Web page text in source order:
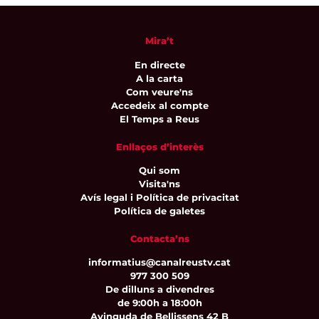
Mira’t
En directe
A la carta
Com veure'ns
Accedeix al compte
El Temps a Reus
Enllaços d’interès
Qui som
Visita'ns
Avís legal i Política de privacitat
Política de galetes
Contacta’ns
informatius@canalreustv.cat
977 300 509
De dilluns a divendres
de 9:00h a 18:00h
Avinguda de Bellissens 42 B